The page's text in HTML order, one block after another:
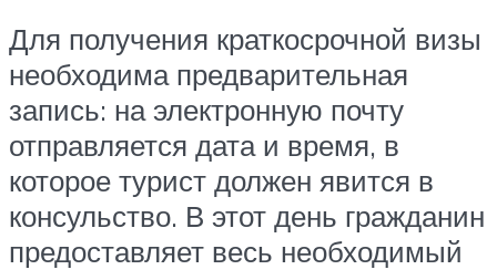
Для получения краткосрочной визы
необходима предварительная
запись: на электронную почту
отправляется дата и время, в
которое турист должен явится в
консульство. В этот день гражданин
предоставляет весь необходимый